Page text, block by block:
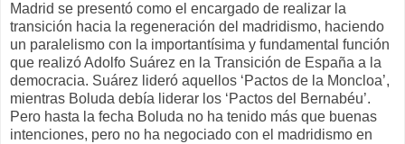
Madrid se presentó como el encargado de realizar la
transición hacia la regeneración del madridismo, haciendo
un paralelismo con la importantísima y fundamental función
que realizó Adolfo Suárez en la Transición de España a la
democracia. Suárez lideró aquellos ‘Pactos de la Moncloa’,
mientras Boluda debía liderar los ‘Pactos del Bernabéu’.
Pero hasta la fecha Boluda no ha tenido más que buenas
intenciones, pero no ha negociado con el madridismo en